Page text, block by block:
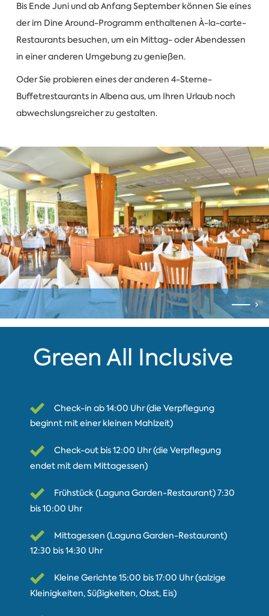
Bis Ende Juni und ab Anfang September können Sie eines
der im Dine Around-Programm enthaltenen À-la-carte-
Restaurants besuchen, um ein Mittag- oder Abendessen
in einer anderen Umgebung zu genießen.
Oder Sie probieren eines der anderen 4-Sterne-
Buffetrestaurants in Albena aus, um Ihren Urlaub noch
abwechslungsreicher zu gestalten.
Green All Inclusive
Check-in ab 14:00 Uhr (die Verpflegung
beginnt mit einer kleinen Mahlzeit)
Check-out bis 12:00 Uhr (die Verpflegung
endet mit dem Mittagessen)
Frühstück (Laguna Garden-Restaurant) 7:30
bis 10:00 Uhr
Mittagessen (Laguna Garden-Restaurant)
12:30 bis 14:30 Uhr
Kleine Gerichte 15:00 bis 17:00 Uhr (salzige
Kleinigkeiten, Süßigkeiten, Obst, Eis)